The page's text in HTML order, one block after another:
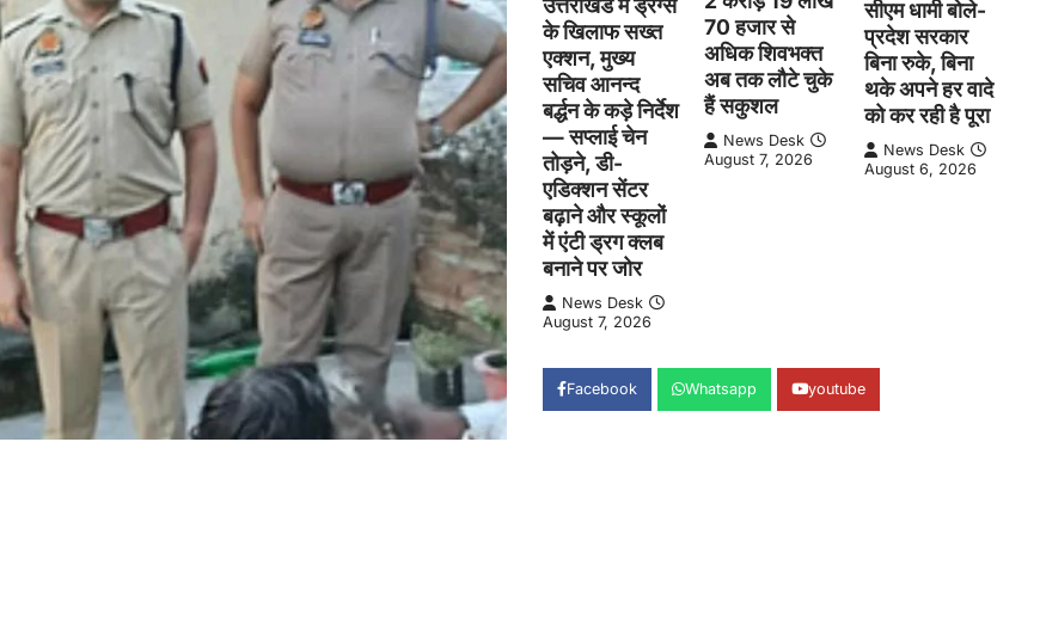
उत्तराखंड में ड्रग्स
के खिलाफ सख्त
एक्शन, मुख्य
सचिव आनन्द
बर्द्धन के कड़े निर्देश
— सप्लाई चेन
तोड़ने, डी-
एडिक्शन सेंटर
बढ़ाने और स्कूलों
में एंटी ड्रग क्लब
बनाने पर जोर
News Desk
August 7, 2026
70 हजार से
अधिक शिवभक्त
अब तक लौटे चुके
हैं सकुशल
News Desk
August 7, 2026
सीएम धामी बोले-
प्रदेश सरकार
बिना रुके, बिना
थके अपने हर वादे
को कर रही है पूरा
News Desk
August 6, 2026
Facebook Whatsapp youtube